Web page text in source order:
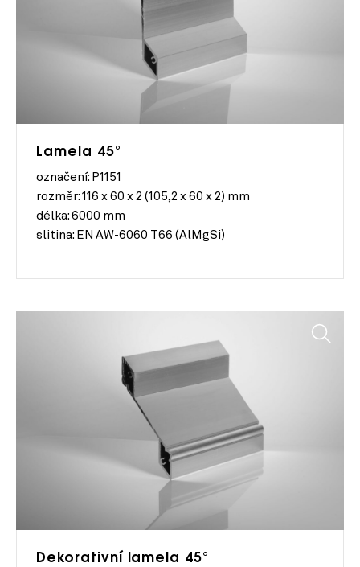
Lamela 45°
označení: P1151
rozměr: 116 x 60 x 2 (105,2 x 60 x 2) mm
délka: 6000 mm
slitina: EN AW-6060 T66 (AlMgSi)
Dekorativní lamela 45°